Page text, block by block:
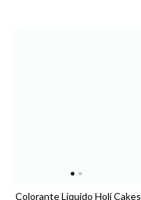
Colorante Liquido Holi Cakes